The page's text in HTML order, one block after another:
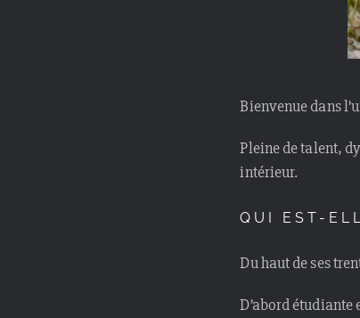
Bienvenue dans
Pleine de talent,
intérieur.
QUI EST-
Du haut de ses
D’abord